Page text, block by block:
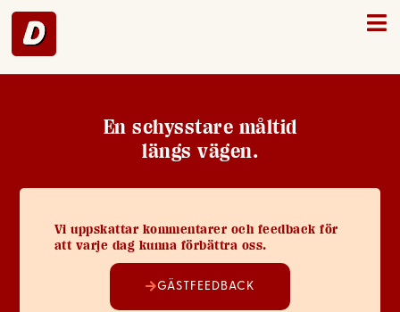
Enköping – 11
En schysstare måltid
längs vägen.
Vi uppskattar kommentarer och feedback för
att varje dag kunna förbättra oss.
GÄSTFEEDBACK